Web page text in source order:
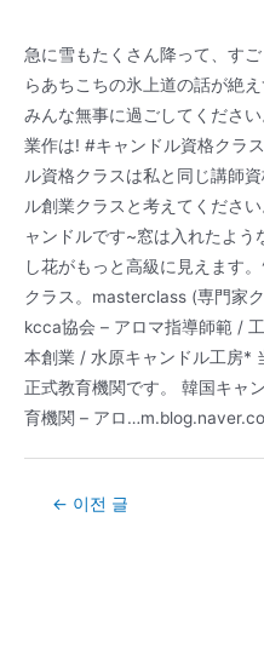
急に雪もたくさん降って、す
らあちこちの氷上道の話が絶
みんな無事に過ごしてくださ
業作は! #キャンドル資格クラ
ル資格クラスは私と同じ講師
ル創業クラスと考えてくださ
ャンドルです~窓は入れたよ
し花がもっと高級に見えます
クラス。masterclass (専門家
kcca協会 – アロマ指導師範 /
本創業 / 水原キャンドル工房*
正式教育機関です。 韓国キャ
育機関 – アロ
Post← 이전 글